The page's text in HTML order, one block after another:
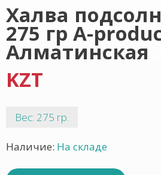
Халва
275 гр A-
Алматинская
KZT
Вес: 275 гр.
Наличие: На складе